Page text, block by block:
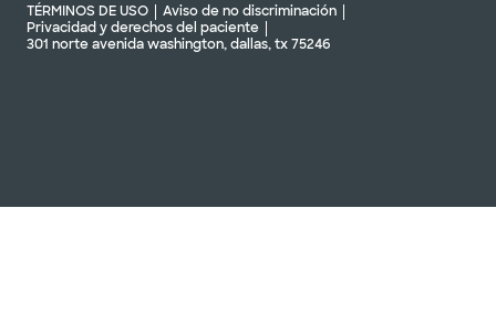
TÉRMINOS DE USO
Aviso de no discriminación
Privacidad y derechos del paciente
301 norte avenida washington, dallas, tx 75246